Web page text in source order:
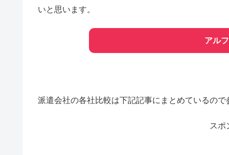
いと思います。
アル
派遣会社の各社比較は下記記事にまとめているので
スポ